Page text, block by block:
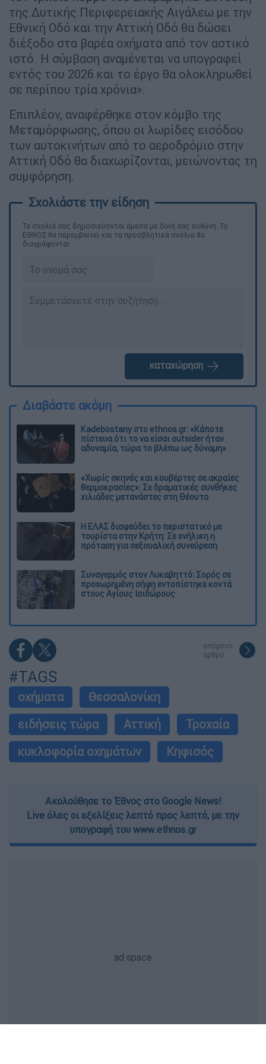
της Δυτικής Περιφερειακής Αιγάλεω με την
Εθνική Οδό και την Αττική Οδό θα δώσει
διέξοδο στα βαρέα οχήματα από τον αστικό
ιστό. Η σύμβαση αναμένεται να υπογραφεί
εντός του 2026 και το έργο θα ολοκληρωθεί
σε περίπου τρία χρόνια».
Επιπλέον, αναφέρθηκε στον κόμβο της
Μεταμόρφωσης, όπου οι λωρίδες εισόδου
των αυτοκινήτων από το αεροδρόμιο στην
Αττική Οδό θα διαχωρίζονται, μειώνοντας τη
συμφόρηση.
Τα σχολιά σας δημοσιεύονται άμεσα με δική σας ευθύνη. Το
ΕΘΝΟΣ θα παρεμβαίνει και τα προσβλητικά σχόλια θα
διαγράφονται
καταχώρηση
Διαβάστε ακόμη
Kadebostany στο ethnos.gr: «Κάποτε
πίστευα ότι το να είσαι outsider ήταν
αδυναμία, τώρα το βλέπω ως δύναμη»
«Χωρίς σκηνές και κουβέρτες σε ακραίες
θερμοκρασίες»: Σε δραματικές συνθήκες
χιλιάδες μετανάστες στη Θέουτα
Η ΕΛΑΣ διαψεύδει το περιστατικό με
τουρίστα στην Κρήτη: Σε ενήλικη η
πρόταση για σεξουαλική συνεύρεση
Συναγερμός στον Λυκαβηττό: Σορός σε
προχωρημένη σήψη εντοπίστηκε κοντά
στους Αγίους Ισιδώρους
επόμενο
άρθρο
#TAGS
οχήματα
Θεσσαλονίκη
ειδήσεις τώρα
Αττική
Τροχαία
κυκλοφορία οχημάτων
Κηφισός
Ακολούθησε το Έθνος στο Google News!
Live όλες οι εξελίξεις λεπτό προς λεπτό, με την
υπογραφή του www.ethnos.gr